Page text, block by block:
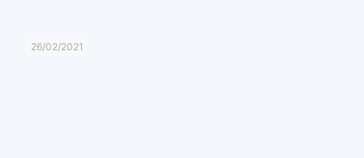
26/02/2021